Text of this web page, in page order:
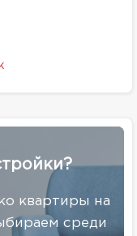
квартиры на
среди